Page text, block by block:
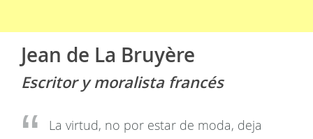
Jean de La Bruyère
Escritor y moralista francés
La virtud, no por estar de moda, deja